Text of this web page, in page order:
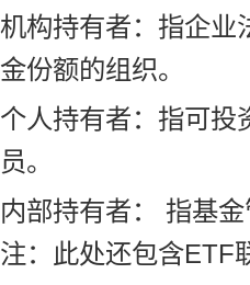
机构持有者：指企业
金份额的组织。
个人持有者：指可投
员。
内部持有者： 指基
注：此处还包含ETF